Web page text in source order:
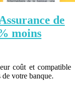
de
moins
coût et compatible
de votre banque.